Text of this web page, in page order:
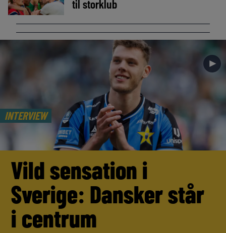
til storklub
INTERVIEW
►
Vild sensation i
Sverige: Dansker står
i centrum